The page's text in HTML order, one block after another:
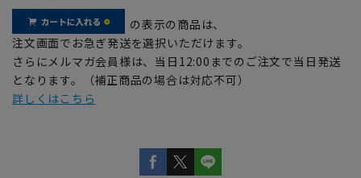
の表示の商品は、
注文画面でお急ぎ発送を選択いただけます。
さらにメルマガ会員様は、当日12:00までのご注文で当日発送
となります。（補正商品の場合は対応不可）
詳しくはこちら